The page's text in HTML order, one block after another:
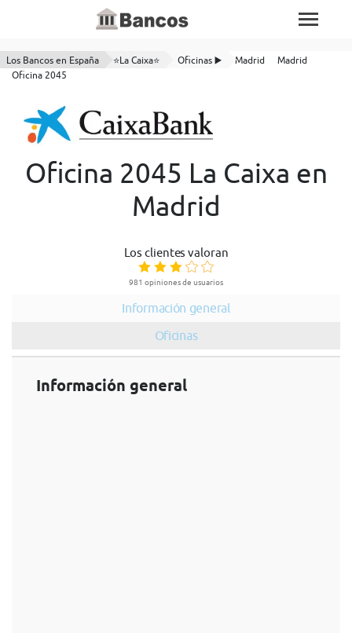
Los Bancos en España ⭐La Caixa⭐ Oficinas ▶️ Madrid
Madrid
Oficina 2045
Oficina 2045 La Caixa en
Madrid
Los clientes valoran
981 opiniones de usuarios
Información general
Oficinas
Información general